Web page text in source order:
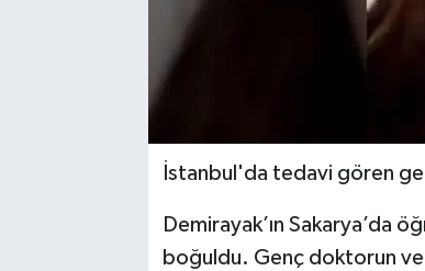
İstanbul'da tedavi gören
Demirayak’ın Sakarya’da
boğuldu. Genç doktorun